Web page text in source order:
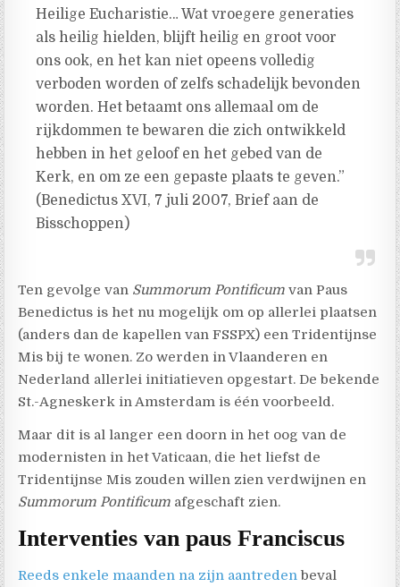
Heilige Eucharistie… Wat vroegere generaties
als heilig hielden, blijft heilig en groot voor
ons ook, en het kan niet opeens volledig
verboden worden of zelfs schadelijk bevonden
worden. Het betaamt ons allemaal om de
rijkdommen te bewaren die zich ontwikkeld
hebben in het geloof en het gebed van de
Kerk, en om ze een gepaste plaats te geven.”
(Benedictus XVI, 7 juli 2007, Brief aan de
Bisschoppen)
Ten gevolge van Summorum Pontificum van Paus
Benedictus is het nu mogelijk om op allerlei plaatsen
(anders dan de kapellen van FSSPX) een Tridentijnse
Mis bij te wonen. Zo werden in Vlaanderen en
Nederland allerlei initiatieven opgestart. De bekende
St.-Agneskerk in Amsterdam is één voorbeeld.
Maar dit is al langer een doorn in het oog van de
modernisten in het Vaticaan, die het liefst de
Tridentijnse Mis zouden willen zien verdwijnen en
Summorum Pontificum afgeschaft zien.
Interventies van paus Franciscus
Reeds enkele maanden na zijn aantreden beval